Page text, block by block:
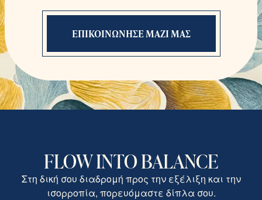
ΕΠΙΚΟΙΝΩΝΗΣΕ ΜΑΖΙ ΜΑΣ
FLOW INTO BALANCE
Στη δική σου διαδρομή προς την εξέλιξη και την
ισορροπία, πορευόμαστε δίπλα σου.